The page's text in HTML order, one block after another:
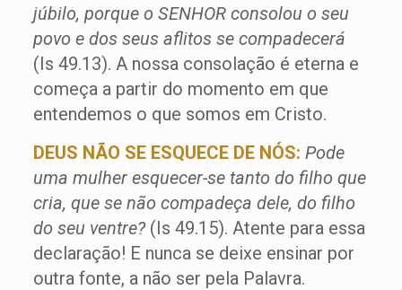
júbilo, porque o SENHOR consolou o seu
povo e dos seus aflitos se compadecerá
(Is 49.13). A nossa consolação é eterna e
começa a partir do momento em que
entendemos o que somos em Cristo.
DEUS NÃO SE ESQUECE DE NÓS: Pode
uma mulher esquecer-se tanto do filho que
cria, que se não compadeça dele, do filho
do seu ventre?(Is 49.15). Atente para essa
declaração! E nunca se deixe ensinar por
outra fonte, a não ser pela Palavra.